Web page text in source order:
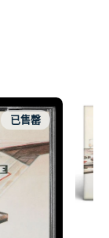
已售罄